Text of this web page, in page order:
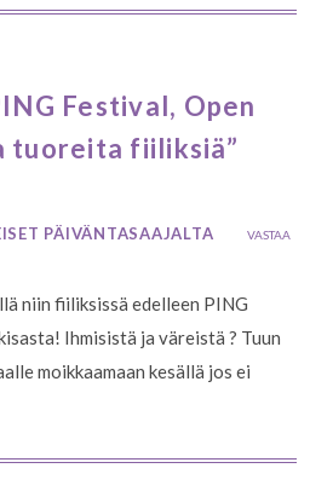
Festival, Open
tuoreita fiiliksiä”
PÄIVÄNTASAAJALTA
niin fiiliksissä edelleen PING
Ihmisistä ja väreistä ? Tuun
moikkaamaan kesällä jos ei
VASTAA